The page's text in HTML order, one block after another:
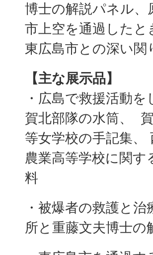
博士の解説パネル、
市上空を通過した
東広島市との深い
【主な展示品】
・広島で救援活動を
賀北部隊の水筒、
等女学校の手記集、
農業高等学校に関す
料
・被爆者の救護と
所と重藤文夫博士の